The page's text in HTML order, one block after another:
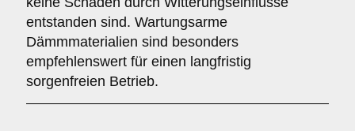
entstanden sind. Wartungsarme
Dämmmaterialien sind besonders
empfehlenswert für einen langfristig
sorgenfreien Betrieb.